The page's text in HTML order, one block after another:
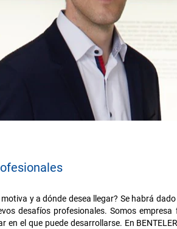
y a dónde desea llegar? Se habrá
desafíos profesionales. Somos
el que puede desarrollarse. En